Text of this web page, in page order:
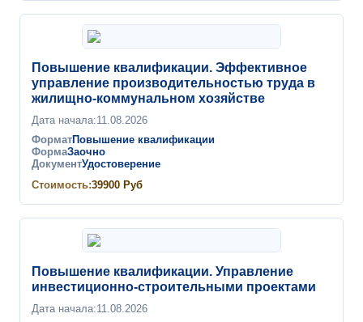
Повышение квалификации. Эффективное
управление производительностью труда в
жилищно-коммунальном хозяйстве
Дата начала:11.08.2026
ФорматПовышение квалификации
ФормаЗаочно
ДокументУдостоверение
Стоимость:39900 Руб
Повышение квалификации. Управление
инвестиционно-строительными проектами
Дата начала:11.08.2026